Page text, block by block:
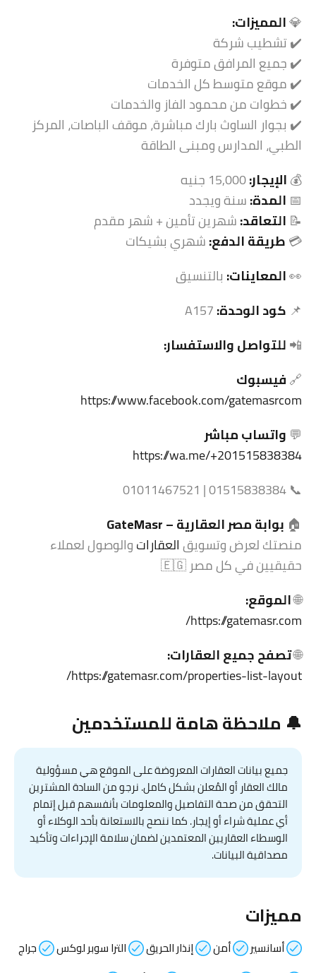
💎المميزات:
✔️ تشطيب شركة
✔️ جميع المرافق متوفرة
✔️ موقع متوسط كل الخدمات
✔️ خطوات من محمود الفاز والخدمات
✔️ بجوار الساوث بارك مباشرة، موقف الباصات، المركز
الطبي، المدارس ومبنى الطاقة
💰الإيجار:
📅 المدة:سنة ويجدد
📝 التعاقد:شهرين تأمين + شهر مقدم
💳طريقة الدفع:شهري بشيكات
👀المعاينات: بالتنسيق
📌 كود الوحدة:
📲للتواصل والاستفسار:
🔗فيسبوك
https://www.facebook.com/gatemasrcom
💬 واتساب مباشر
https://wa.me/+201515838384
📞 01515838384 | 01011467521
🏠 بوابة مصر العقارية –GateMasr
منصتك لعرض وتسويقالعقاراتوالوصول لعملاء
حقيقيين في كل مصر 🇪🇬
🌐الموقع:
https://gatemasr.com/
🌐تصفح جميع العقارات:
https://gatemasr.com/properties-list-layout/
🔔 ملاحظة هامة للمستخدمين
جميع بيانات العقارات المعروضة على الموقع هي مسؤولية
مالك العقار أو المُعلن بشكل كامل. نرجو من السادة المشترين
التحقق من صحة التفاصيل والمعلومات بأنفسهم قبل إتمام
أي عملية شراء أو إيجار. كما ننصح بالاستعانة بأحد الوكلاء أو
الوسطاء العقاريين المعتمدين لضمان سلامة الإجراءات وتأكيد
مصداقية البيانات.
مميزات
أسانسير أمن إنذار الحريق الترا سوبر لوكس
جراج